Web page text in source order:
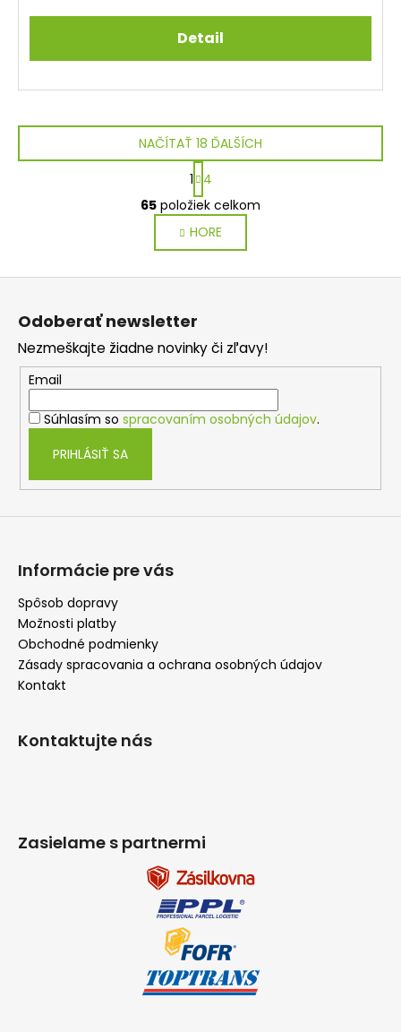
Detail
O
v
l
á
d
e
p
r
v
ý
p
NAČÍTAŤ 18 ĎALŠÍCH
S
t
r
á
n
k
e
1
4
65 položiek celkom
HORE
Z
Odoberať newsletter
Nezmeškajte žiadne novinky či zľavy!
Email
Súhlasím so spracovaním osobných údajov.
PRIHLÁSIŤ SA
Informácie pre vás
Spôsob dopravy
Možnosti platby
Obchodné podmienky
Zásady spracovania a ochrana osobných údajov
Kontakt
Kontaktujte nás
Zasielame s partnermi